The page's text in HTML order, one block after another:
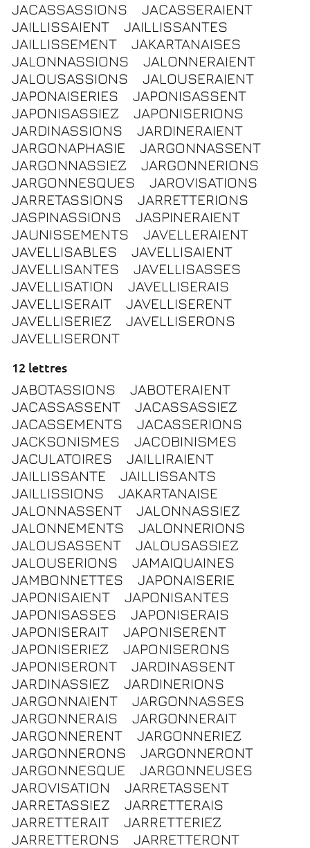
JACASSASSIONS
JACASSERAIENT
JAILLISSAIENT
JAILLISSANTES
JAILLISSEMENT
JAKARTANAISES
JALONNASSIONS
JALONNERAIENT
JALOUSASSIONS
JALOUSERAIENT
JAPONAISERIES
JAPONISASSENT
JAPONISASSIEZ
JAPONISERIONS
JARDINASSIONS
JARDINERAIENT
JARGONAPHASIE
JARGONNASSENT
JARGONNASSIEZ
JARGONNERIONS
JARGONNESQUES
JAROVISATIONS
JARRETASSIONS
JARRETTERIONS
JASPINASSIONS
JASPINERAIENT
JAUNISSEMENTS
JAVELLERAIENT
JAVELLISABLES
JAVELLISAIENT
JAVELLISANTES
JAVELLISASSES
JAVELLISATION
JAVELLISERAIS
JAVELLISERAIT
JAVELLISERENT
JAVELLISERIEZ
JAVELLISERONS
JAVELLISERONT
12 lettres
JABOTASSIONS
JABOTERAIENT
JACASSASSENT
JACASSASSIEZ
JACASSEMENTS
JACASSERIONS
JACKSONISMES
JACOBINISMES
JACULATOIRES
JAILLIRAIENT
JAILLISSANTE
JAILLISSANTS
JAILLISSIONS
JAKARTANAISE
JALONNASSENT
JALONNASSIEZ
JALONNEMENTS
JALONNERIONS
JALOUSASSENT
JALOUSASSIEZ
JALOUSERIONS
JAMAIQUAINES
JAMBONNETTES
JAPONAISERIE
JAPONISAIENT
JAPONISANTES
JAPONISASSES
JAPONISERAIS
JAPONISERAIT
JAPONISERENT
JAPONISERIEZ
JAPONISERONS
JAPONISERONT
JARDINASSENT
JARDINASSIEZ
JARDINERIONS
JARGONNAIENT
JARGONNASSES
JARGONNERAIS
JARGONNERAIT
JARGONNERENT
JARGONNERIEZ
JARGONNERONS
JARGONNERONT
JARGONNESQUE
JARGONNEUSES
JAROVISATION
JARRETASSENT
JARRETASSIEZ
JARRETTERAIS
JARRETTERAIT
JARRETTERIEZ
JARRETTERONS
JARRETTERONT